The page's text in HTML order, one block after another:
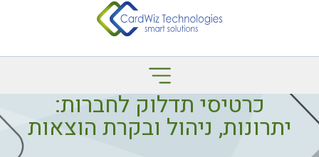
כרטיסי תדלוק לחברות:
יתרונות, ניהול ובקרת הוצאות